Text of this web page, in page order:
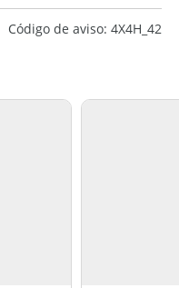
Código de aviso: 4X4H_42